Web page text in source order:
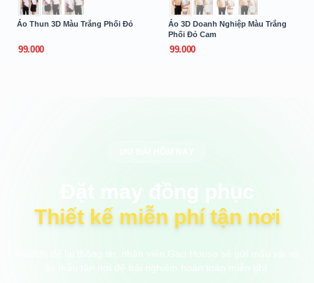
Áo Thun 3D Màu Trắng Phối Đỏ
99.000
Áo 3D Doanh Nghiệp Màu Trắng
Phối Đỏ Cam
99.000
Thiết kế miễn phí tận nơi